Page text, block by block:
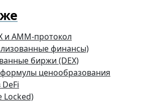
и AMM-протокол
финансы)
биржи (DEX)
ценообразования
Locked)